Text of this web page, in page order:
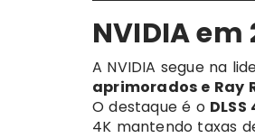
NVIDIA
A NVIDIA segue na
aprimorados e Ray
O destaque é o DLSS
4K mantendo taxas